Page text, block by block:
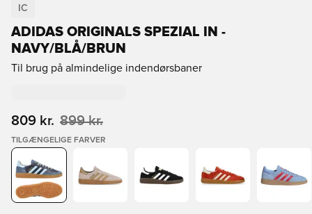
IC
ADIDAS ORIGINALS SPEZIAL IN -
NAVY/BLÅ/BRUN
Til brug på almindelige indendørsbaner
809 kr. 899 kr.
TILGÆNGELIGE FARVER